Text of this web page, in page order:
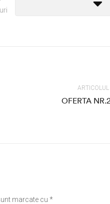
OFERTA
marcate cu *